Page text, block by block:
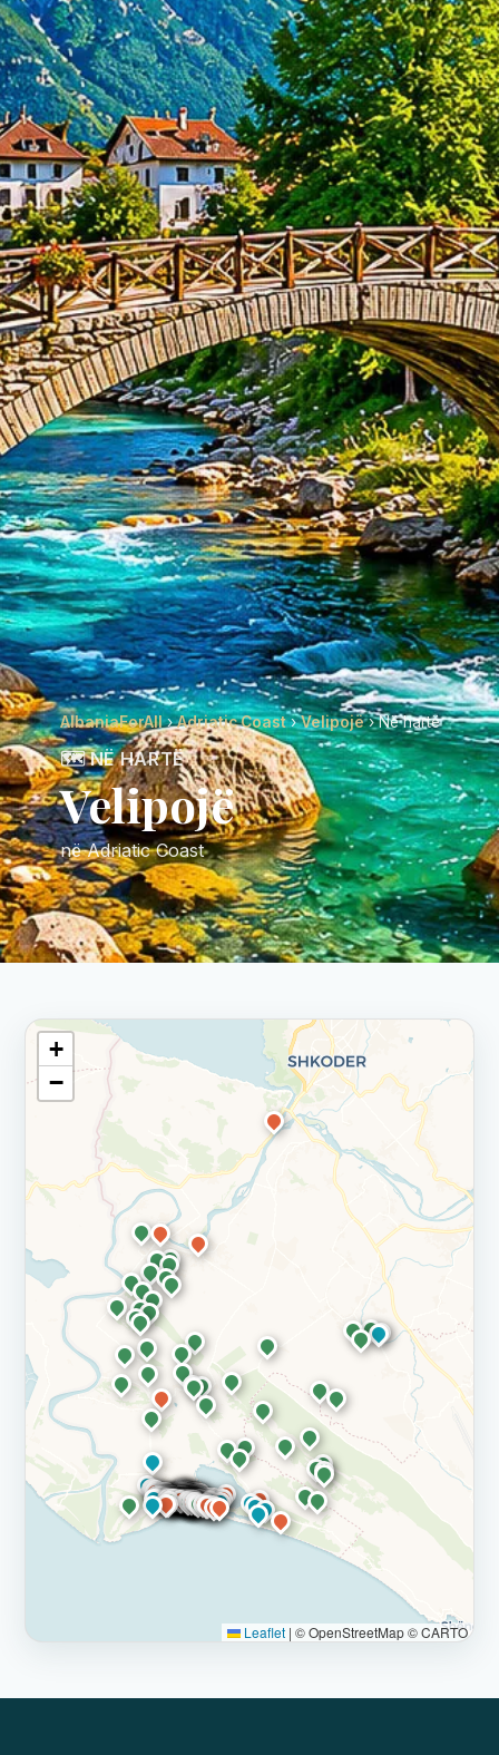
AlbaniaForAll›Adriatic Coast›Velipojë› Në hartë
🗺️ NË HARTË
Velipojë
në Adriatic Coast
+
−
Leaflet | © OpenStreetMap © CARTO